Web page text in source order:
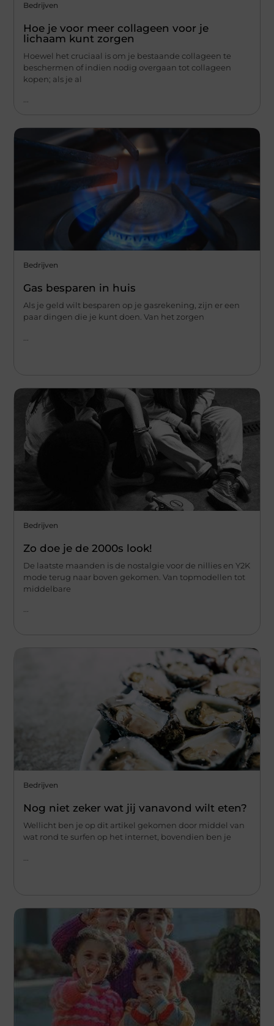
Bedrijven
Hoe je voor meer collageen voor je
lichaam kunt zorgen
Hoewel het cruciaal is om je bestaande collageen te
beschermen of indien nodig overgaan tot collageen
kopen; als je al
...
Bedrijven
Gas besparen in huis
Als je geld wilt besparen op je gasrekening, zijn er een
paar dingen die je kunt doen. Van het zorgen
Bedrijven
Zo doe je de 2000s look!
De laatste maanden is de nostalgie voor de nillies en Y2K
mode terug naar boven gekomen. Van topmodellen tot
middelbare
...
Bedrijven
Nog niet zeker wat jij vanavond wilt eten?
Wellicht ben je op dit artikel gekomen door middel van
wat rond te surfen op het internet, bovendien ben je